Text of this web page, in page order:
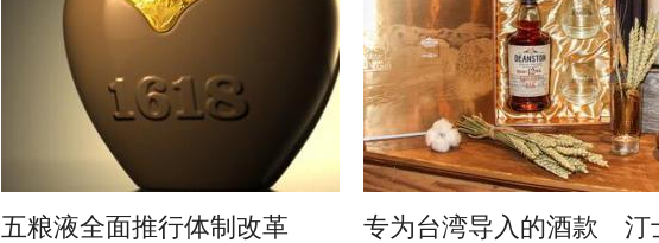
五粮液全面推行体制改革
专为台湾导入的酒款 汀